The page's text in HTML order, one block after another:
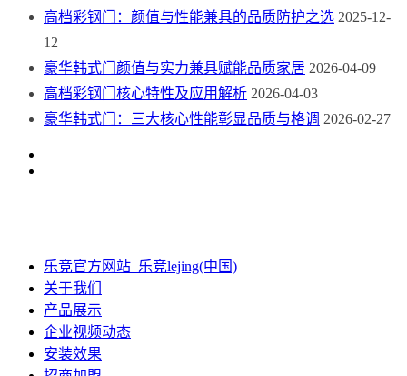
高档彩钢门：颜值与性能兼具的品质防护之选 2025-12-
12
豪华韩式门颜值与实力兼具赋能品质家居 2026-04-09
高档彩钢门核心特性及应用解析 2026-04-03
豪华韩式门：三大核心性能彰显品质与格调 2026-02-27
乐竞官方网站_乐竞lejing(中国)
关于我们
产品展示
企业视频动态
安装效果